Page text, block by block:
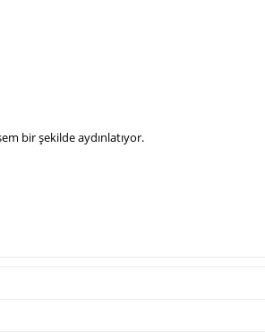
bir şekilde aydınlatıyor.